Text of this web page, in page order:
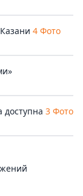
4 Фото
доступна 3 Фото